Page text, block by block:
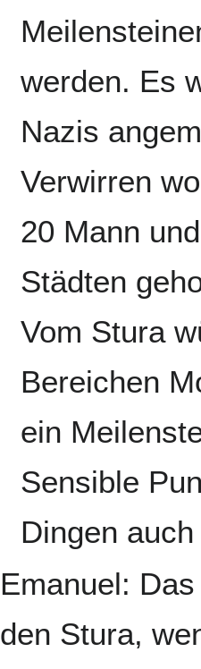
werden. Es
Nazis
Verwirren
20 Mann
Städten
Vom Stura
Bereichen
ein
Sensible
Dingen
Emanuel:
den Stura,